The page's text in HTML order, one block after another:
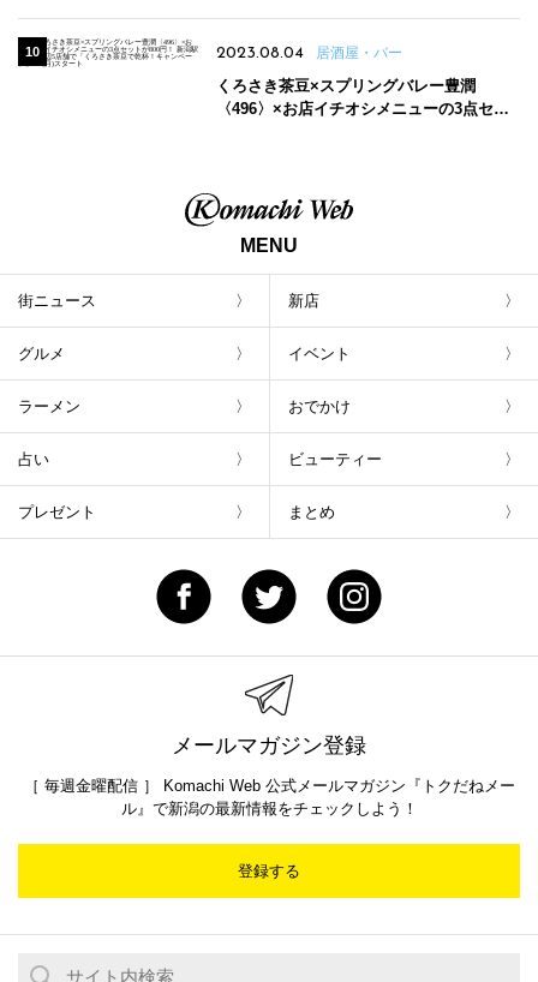
2023.08.04 居酒屋・バー
くろさき茶豆×スプリングバレー豊潤
〈496〉×お店イチオシメニューの3点セッ
MENU
街ニュース 新店
グルメ イベント
ラーメン おでかけ
占い ビューティー
プレゼント まとめ
メールマガジン登録
［ 毎週金曜配信 ］ Komachi Web 公式メールマガジン『トクだねメー
ル』で新潟の最新情報をチェックしよう！
登録する